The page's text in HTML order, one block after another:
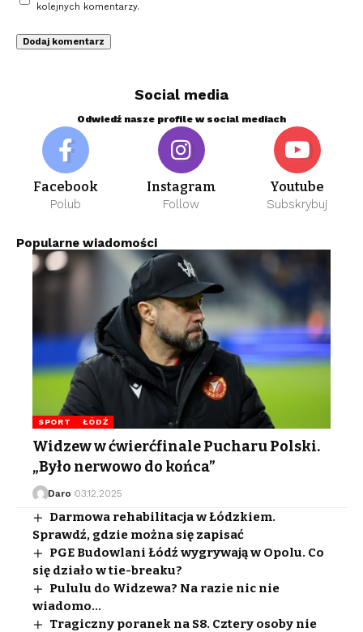
kolejnych komentarzy.
Social media
Odwiedź nasze profile w social mediach
Facebook
Polub
Instagram
Follow
Youtube
Subskrybuj
Popularne wiadomości
SPORT ŁÓDŹ
Widzew w ćwierćfinale Pucharu Polski.
„Było nerwowo do końca”
Daro 03.12.2025
Darmowa rehabilitacja w Łódzkiem.
Sprawdź, gdzie można się zapisać
PGE Budowlani Łódź wygrywają w Opolu. Co
się działo w tie-breaku?
Pululu do Widzewa? Na razie nic nie
wiadomo…
Tragiczny poranek na S8. Cztery osoby nie